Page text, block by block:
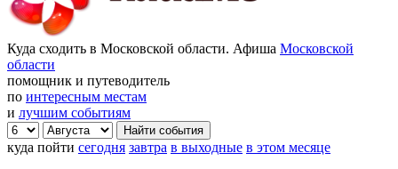
Куда сходить в Московской области. Афиша Московской
области
помощник и путеводитель
по интересным местам
и лучшим событиям
куда пойти сегодня завтра в выходные в этом месяце